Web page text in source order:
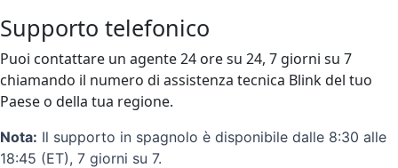
Supporto telefonico
Puoi contattare un agente 24 ore su 24, 7 giorni su 7
chiamando il numero di assistenza tecnica Blink del tuo
Paese o della tua regione.
Nota: Il supporto in spagnolo è disponibile dalle 8:30 alle
18:45 (ET), 7 giorni su 7.